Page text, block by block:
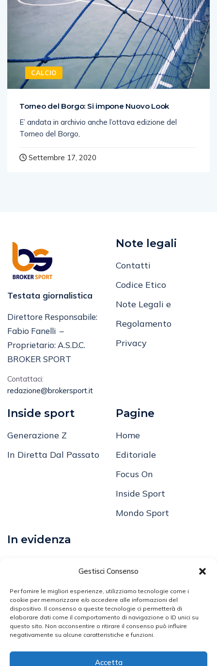
Gestisci Consenso
Per fornire le migliori esperienze, utilizziamo tecnologie come i
cookie per memorizzare e/o accedere alle informazioni del
dispositivo. Il consenso a queste tecnologie ci permetterà di
elaborare dati come il comportamento di navigazione o ID unici su
questo sito. Non acconsentire o ritirare il consenso può influire
negativamente su alcune caratteristiche e funzioni.
Accetta
CALCIO
Torneo del Borgo: Si impone Nuovo Look
E’ andata in archivio anche l’ottava edizione del
Torneo del Borgo,
Settembre 17, 2020
Testata giornalistica
Direttore Responsabile:
Fabio Fanelli –
Proprietario: A.S.D.C.
BROKER SPORT
Contattaci:
redazione@brokersport.it
Note legali
Contatti
Codice Etico
Note Legali e
Regolamento
Privacy
Inside sport
Generazione Z
In Diretta Dal Passato
Pagine
Home
Editoriale
Focus On
Inside Sport
Mondo Sport
In evidenza
Volley
Arti Marziali
Atletica Leggera